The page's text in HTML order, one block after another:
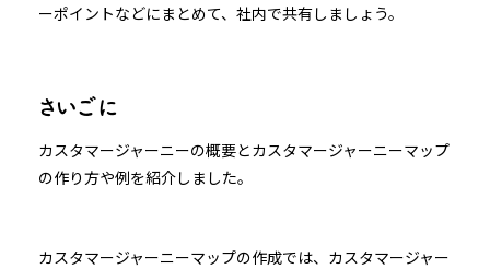
ーポイントなどにまとめて、社内で共有しましょう。
さいごに
カスタマージャーニーの概要とカスタマージャーニーマップ
の作り方や例を紹介しました。
カスタマージャーニーマップの作成では、カスタマージャー